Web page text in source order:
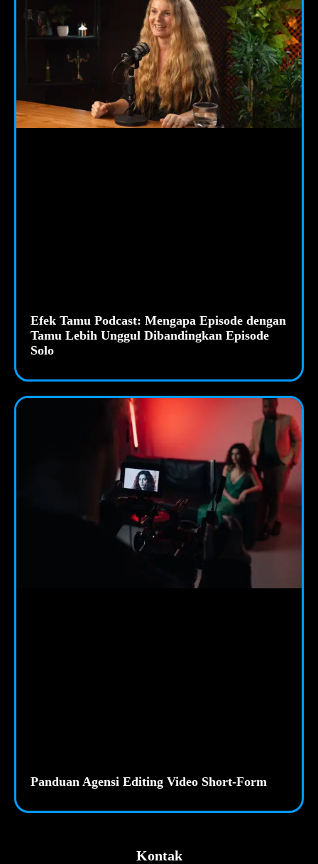
Efek Tamu Podcast: Mengapa Episode dengan
Tamu Lebih Unggul Dibandingkan Episode
Solo
Panduan Agensi Editing Video Short-Form
Kontak